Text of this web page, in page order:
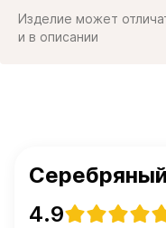
Изделие может
и в описании
4.9